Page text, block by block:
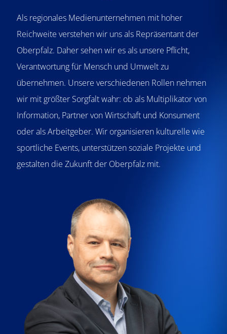
Als regionales Medienunternehmen mit hoher
Reichweite verstehen wir uns als Repräsentant der
Oberpfalz. Daher sehen wir es als unsere Pflicht,
Verantwortung für Mensch und Umwelt zu
übernehmen. Unsere verschiedenen Rollen nehmen
wir mit größter Sorgfalt wahr: ob als Multiplikator von
Information, Partner von Wirtschaft und Konsument
oder als Arbeitgeber. Wir organisieren kulturelle wie
sportliche Events, unterstützen soziale Projekte und
gestalten die Zukunft der Oberpfalz mit.